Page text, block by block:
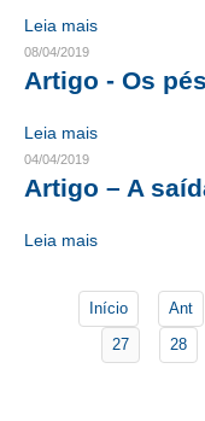
CONTATO
CURSOS
SEESP EDUCAÇÃO
PLATAFORMAS
BENEFÍCIOS
APOSENTADORIA
Leia mais
08/04/2019
Artigo - Os
Leia mais
04/04/2019
Artigo – A
Leia mais
Início Ant
27
28